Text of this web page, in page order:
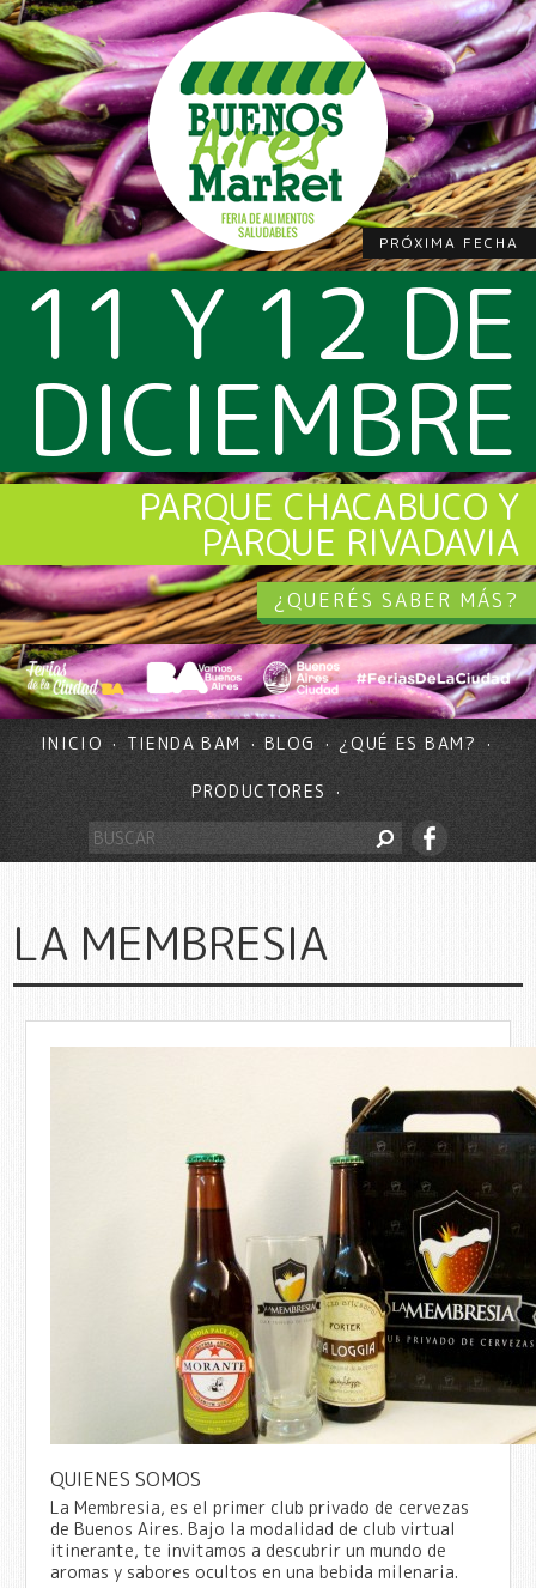
PRÓXIMA FECHA
11 Y 12 DE
DICIEMBRE
PARQUE CHACABUCO Y
PARQUE RIVADAVIA
¿QUERÉS SABER MÁS?
INICIO TIENDA BAM BLOG ¿QUÉ ES BAM?
PRODUCTORES
LA MEMBRESIA
QUIENES SOMOS
La Membresia, es el primer club privado de cervezas
de Buenos Aires. Bajo la modalidad de club virtual
itinerante, te invitamos a descubrir un mundo de
aromas y sabores ocultos en una bebida milenaria.